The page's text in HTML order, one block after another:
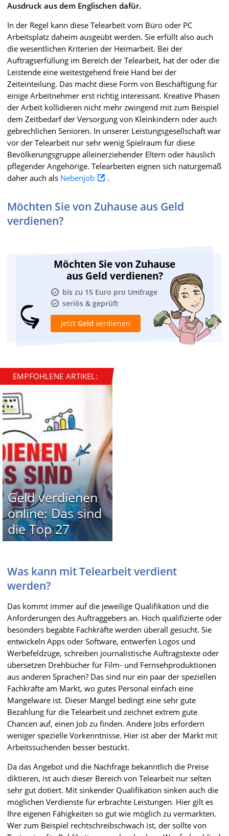
Ausdruck aus dem Englischen dafür.
In der Regel kann diese Telearbeit vom Büro oder PC
Arbeitsplatz daheim ausgeübt werden. Sie erfüllt also auch
die wesentlichen Kriterien der Heimarbeit. Bei der
Auftragserfüllung im Bereich der Telearbeit, hat der oder die
Leistende eine weitestgehend freie Hand bei der
Zeiteinteilung. Das macht diese Form von Beschäftigung für
einige Arbeitnehmer erst richtig interessant. Kreative Phasen
der Arbeit kollidieren nicht mehr zwingend mit zum Beispiel
dem Zeitbedarf der Versorgung von Kleinkindern oder auch
gebrechlichen Senioren. In unserer Leistungsgesellschaft war
vor der Telearbeit nur sehr wenig Spielraum für diese
Bevölkerungsgruppe alleinerziehender Eltern oder häuslich
pflegender Angehörige. Telearbeiten eignen sich naturgemäß
daher auch als Nebenjob .
Möchten Sie von Zuhause aus Geld
verdienen?
Möchten Sie von Zuhause
aus Geld verdienen?
bis zu 15 Euro pro Umfrage
seriös & geprüft
Jetzt Geld verdienen
EMPFOHLENE ARTIKEL:
Geld verdienen
online: Das sind
die Top 27
Was kann mit Telearbeit verdient
werden?
Das kommt immer auf die jeweilige Qualifikation und die
Anforderungen des Auftraggebers an. Hoch qualifizierte oder
besonders begabte Fachkräfte werden überall gesucht. Sie
entwickeln Apps oder Software, entwerfen Logos und
Werbefeldzüge, schreiben journalistische Auftragstexte oder
übersetzen Drehbücher für Film- und Fernsehproduktionen
aus anderen Sprachen? Das sind nur ein paar der speziellen
Fachkräfte am Markt, wo gutes Personal einfach eine
Mangelware ist. Dieser Mangel bedingt eine sehr gute
Bezahlung für die Telearbeit und zeichnet extrem gute
Chancen auf, einen Job zu finden. Andere Jobs erfordern
weniger spezielle Vorkenntnisse. Hier ist aber der Markt mit
Arbeitssuchenden besser bestückt.
Da das Angebot und die Nachfrage bekanntlich die Preise
diktieren, ist auch dieser Bereich von Telearbeit nur selten
sehr gut dotiert. Mit sinkender Qualifikation sinken auch die
möglichen Verdienste für erbrachte Leistungen. Hier gilt es
Ihre eigenen Fähigkeiten so gut wie möglich zu vermarkten.
Wer zum Beispiel rechtschreibschwach ist, der sollte von